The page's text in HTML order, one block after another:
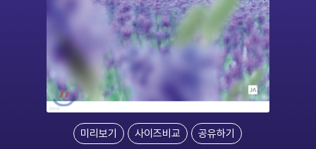
미리보기 사이즈비교 공유하기